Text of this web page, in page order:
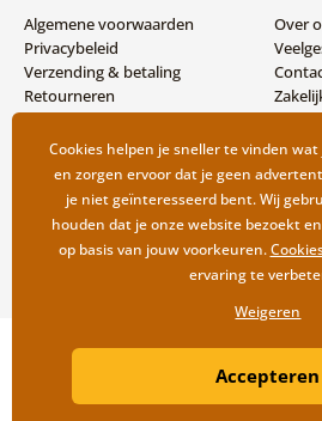
Algemene voorwaarden
Privacybeleid
Verzending & betaling
Retourneren
Over
Copyright ©2019 ©
Litvanyi.sk|
Cookies helpen je sneller te vinden
en zorgen ervoor dat je geen
je niet geïnteresseerd bent. Wij
houden dat je onze website bezoekt
op basis van jouw voorkeuren.
ervaring te
Weigeren
Accepteren